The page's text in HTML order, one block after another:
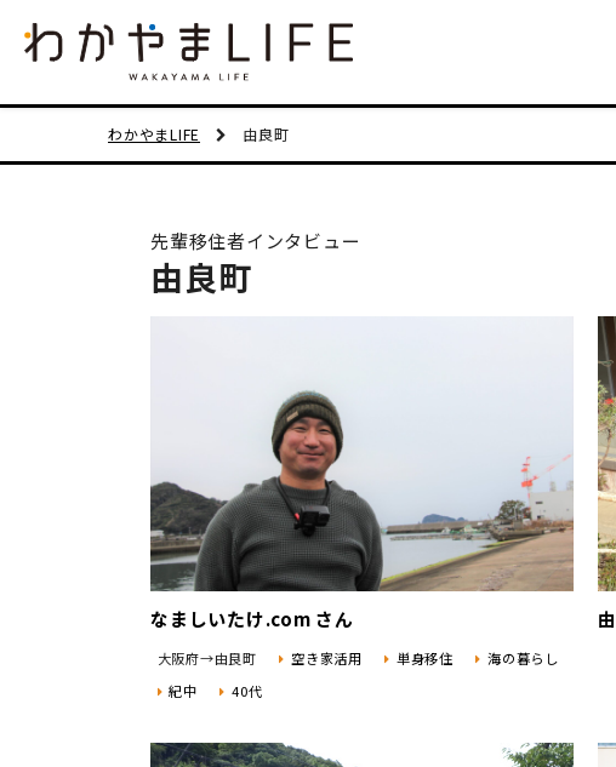
わかやまLIFE 由良町
先輩移住者インタビュー
由良町
なましいたけ.com さん
大阪府→由良町 空き家活用 単身移住
海の暮らし
紀中
40代